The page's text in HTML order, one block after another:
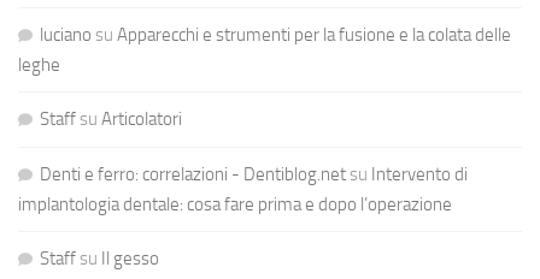
luciano su Apparecchi e strumenti per la fusione e la colata delle
leghe
Staffsu Articolatori
Denti e ferro: correlazioni - Dentiblog.netsu Intervento di
implantologia dentale: cosa fare prima e dopo l’operazione
Staffsu Il gesso